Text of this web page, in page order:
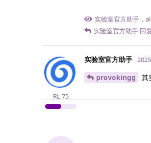
实验室官方助手 ，
实验室官方助手 回
实验室官方助手
RL75
provokingg 其